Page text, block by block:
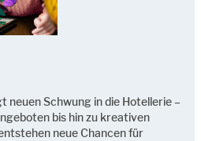
neuen Schwung in die Hotellerie –
bis hin zu kreativen
neue Chancen für